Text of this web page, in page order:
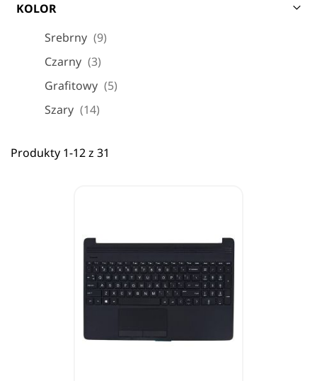
Produkty 1-12z 31
KOLOR
Srebrny
9produkt
Czarny
3produkt
Grafitowy
5produkt
Szary
14produkt